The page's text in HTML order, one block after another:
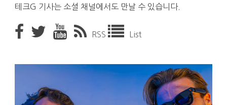
테크G 기사는 소셜 채널에서도 만날 수 있습니다.
RSS List